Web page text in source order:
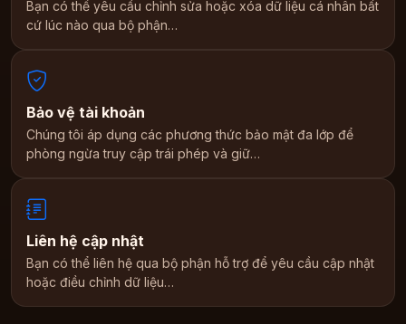
Bạn có thể yêu cầu chỉnh sửa hoặc xóa dữ liệu cá nhân bất
cứ lúc nào qua bộ phận…
Bảo vệ tài khoản
Chúng tôi áp dụng các phương thức bảo mật đa lớp để
phòng ngừa truy cập trái phép và giữ…
Liên hệ cập nhật
Bạn có thể liên hệ qua bộ phận hỗ trợ để yêu cầu cập nhật
hoặc điều chỉnh dữ liệu…